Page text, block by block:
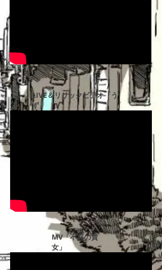
​LIVE＆リリックビデオ「う
ず」
MV「不惑の貴
女」